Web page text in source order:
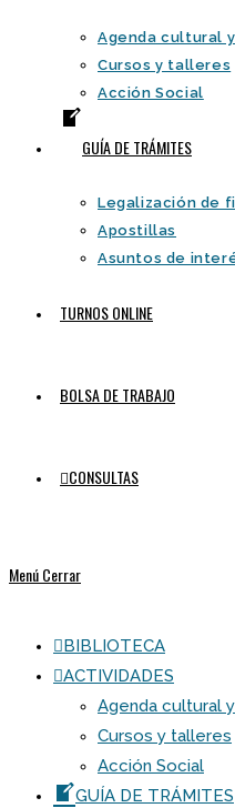
Agenda cultural
Cursos y talleres
Acción Social
GUÍA DE TRÁMITES
Legalización de
Apostillas
Asuntos de
TURNOS ONLINE
BOLSA DE TRABAJO
CONSULTAS
MenúCerrar
BIBLIOTECA
ACTIVIDADES
Agenda cultural
Cursos y talleres
Acción Social
GUÍA DE TRÁMITES